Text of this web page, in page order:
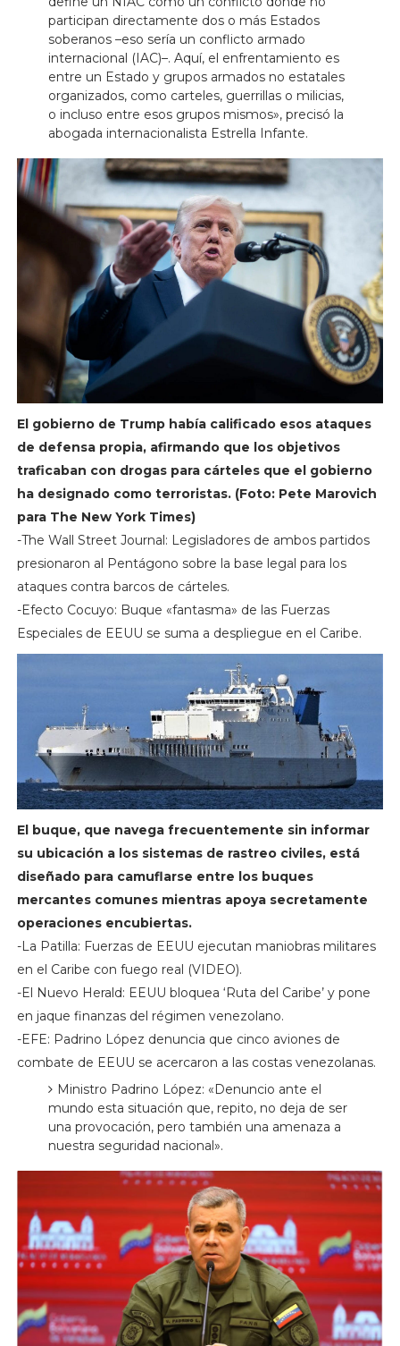
participan directamente dos o más Estados
soberanos –eso sería un conflicto armado
internacional (IAC)–. Aquí, el enfrentamiento es
entre un Estado y grupos armados no estatales
organizados, como carteles, guerrillas o milicias,
o incluso entre esos grupos mismos», precisó la
abogada internacionalista Estrella Infante.
El gobierno de Trump había calificado esos ataques
de defensa propia, afirmando que los objetivos
traficaban con drogas para cárteles que el gobierno
ha designado como terroristas. (Foto: Pete Marovich
para The New York Times)
-The Wall Street Journal: Legisladores de ambos partidos
presionaron al Pentágono sobre la base legal para los
ataques contra barcos de cárteles.
-Efecto Cocuyo: Buque «fantasma» de las Fuerzas
Especiales de EEUU se suma a despliegue en el Caribe.
El buque, que navega frecuentemente sin informar
su ubicación a los sistemas de rastreo civiles, está
diseñado para camuflarse entre los buques
mercantes comunes mientras apoya secretamente
operaciones encubiertas.
-La Patilla: Fuerzas de EEUU ejecutan maniobras militares
en el Caribe con fuego real (VIDEO).
-El Nuevo Herald: EEUU bloquea ‘Ruta del Caribe’ y pone
en jaque finanzas del régimen venezolano.
-EFE: Padrino López denuncia que cinco aviones de
combate de EEUU se acercaron a las costas venezolanas.
Ministro Padrino López: «Denuncio ante el
mundo esta situación que, repito, no deja de ser
una provocación, pero también una amenaza a
nuestra seguridad nacional».